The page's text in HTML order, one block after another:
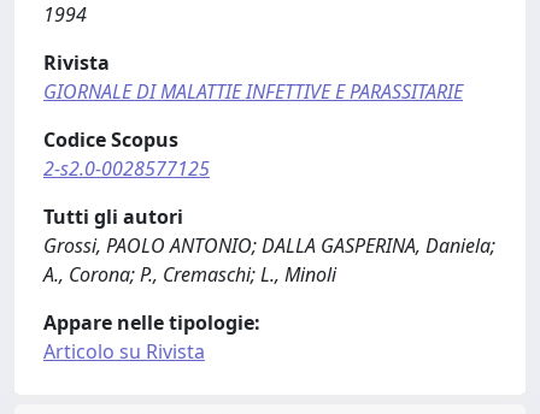
1994
Rivista
GIORNALE DI MALATTIE INFETTIVE E PARASSITARIE
Codice Scopus
2-s2.0-0028577125
Tutti gli autori
Grossi, PAOLO ANTONIO; DALLA GASPERINA, Daniela;
A., Corona; P., Cremaschi; L., Minoli
Appare nelle tipologie:
Articolo su Rivista